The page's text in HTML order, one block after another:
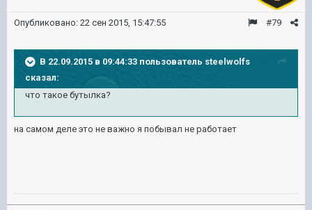
#79
Опубликовано: 22 сен 2015, 15:47:55
В 22.09.2015 в 09:44:33 пользователь steelwolfs
сказал:
что такое бутылка?
на самом деле это не важно я побывал не работает